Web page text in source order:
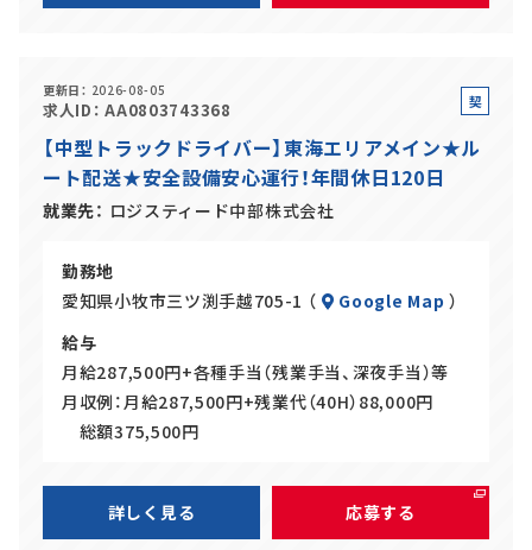
更新日 2026-08-05
求人ID AA0803743368
契
社
【中型トラックドライバー】東海エリアメイン★ル
ート配送★安全設備安心運行！年間休日120日
就業先 ロジスティード中部株式会社
勤務地
愛知県小牧市三ツ渕手越705-1 （
Google Map ）
給与
月給287,500円+各種手当（残業手当、深夜手当）等
月収例：月給287,500円+残業代（40H）88,000円
総額375,500円
詳しく見る 応募する